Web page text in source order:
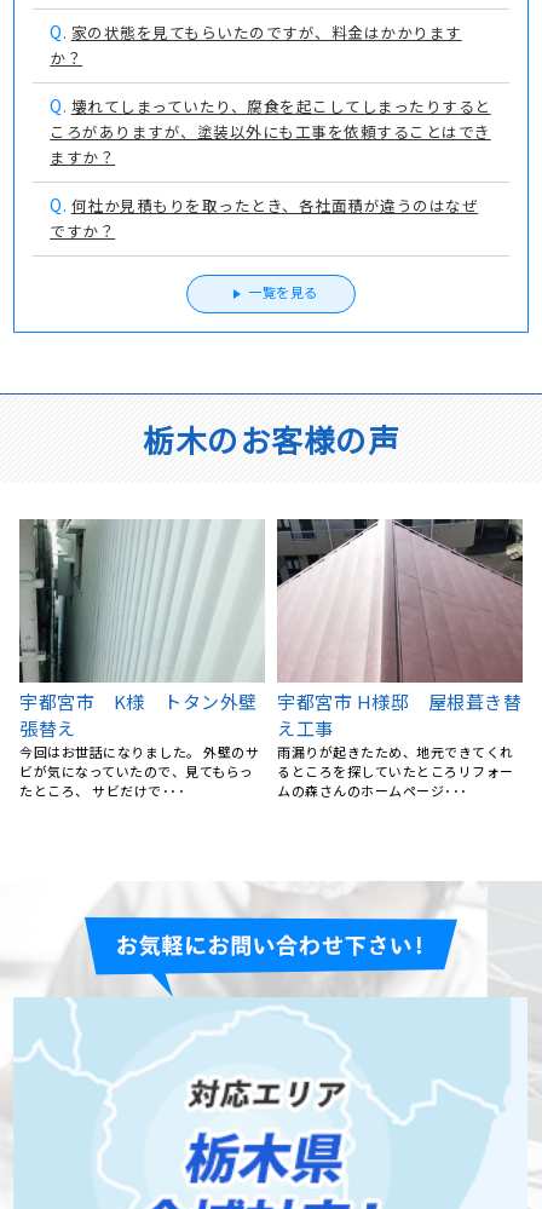
Q. 家の状態を見てもらいたのですが、料金はかかります
か？
Q. 壊れてしまっていたり、腐食を起こしてしまったりすると
ころがありますが、塗装以外にも工事を依頼することはでき
ますか？
Q. 何社か見積もりを取ったとき、各社面積が違うのはなぜ
ですか？
一覧を見る
栃木のお客様の声
屋根塗装、棟鈑金交換、外壁
塗装 栃木県宇都宮市 N様
5社くらい提案を聞きましたが、リフォ
ームの森さんが一番丁寧にご対応くだ
屋根カバー工法 栃木県宇都
宮市A様
雨漏りが心配になり、どこの業者さん
を選んだら良いのか迷っていました。